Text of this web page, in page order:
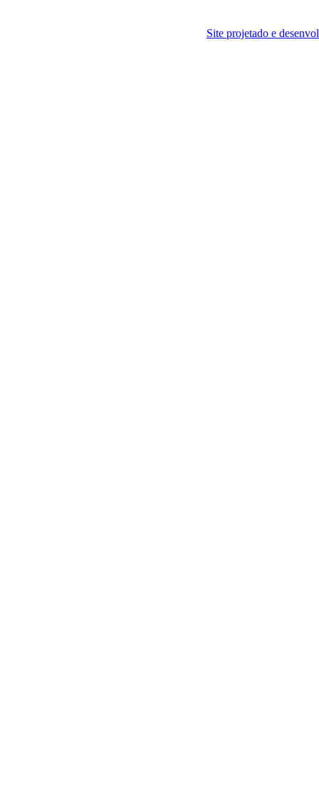
Site projetado e